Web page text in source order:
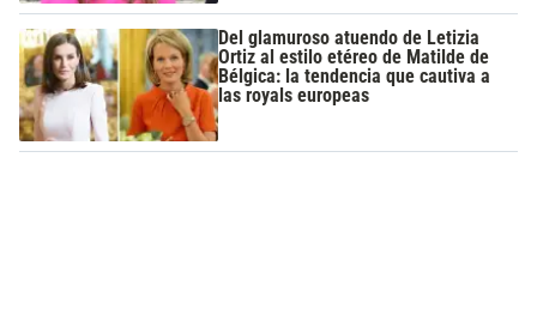
Del glamuroso atuendo de Letizia
Ortiz al estilo etéreo de Matilde de
Bélgica: la tendencia que cautiva a
las royals europeas